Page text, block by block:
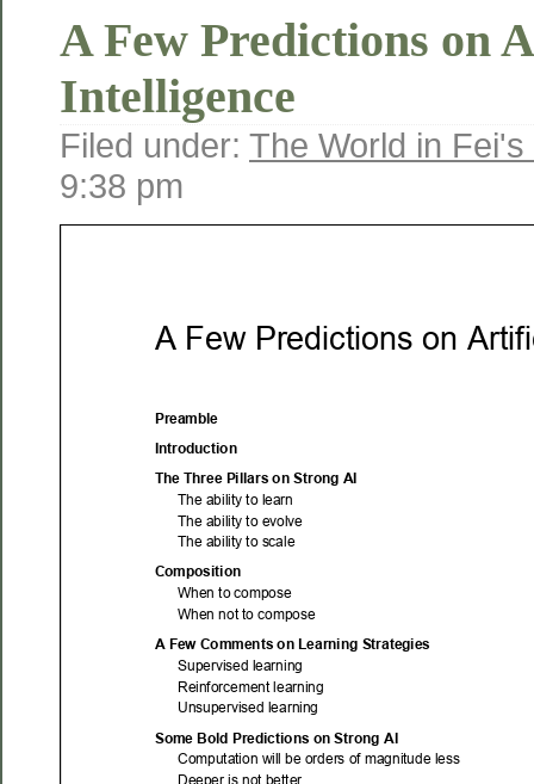
A Few Predictions on
Intelligence
Filed under: The World in
9:38 pm